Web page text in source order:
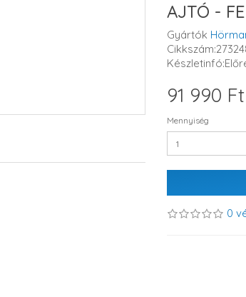
AJTÓ -
Gyártók
91 990 Ft
Mennyiség
0